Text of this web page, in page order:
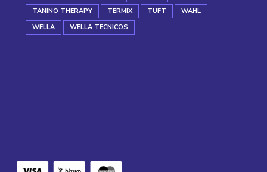
TANINO THERAPY
TERMIX TUFT
WAHL
WELLA
WELLA TECNICOS